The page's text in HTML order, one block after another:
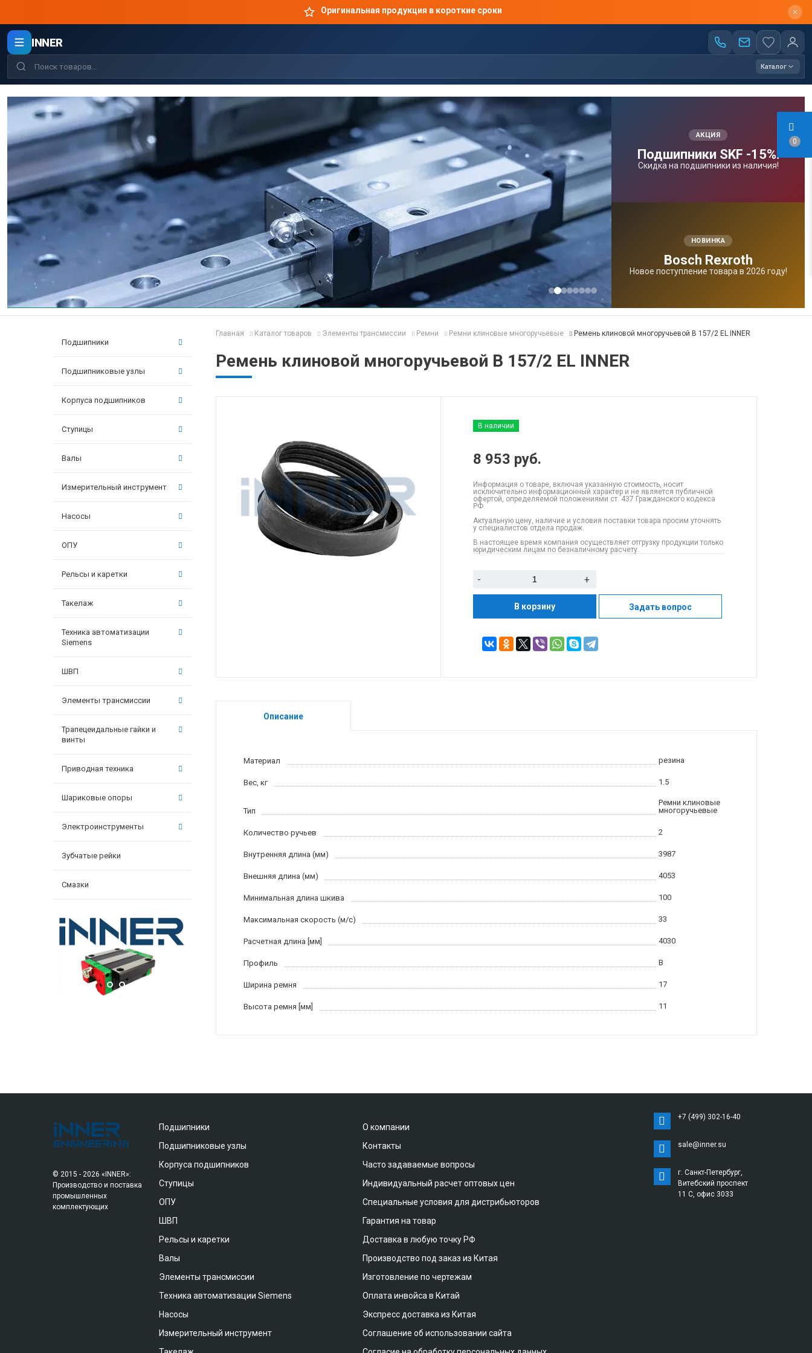
0
Оригинальная продукция в короткие сроки
INNER
Каталог
АКЦИЯ
Подшипники SKF -15%!
Скидка на подшипники из наличия!
НОВИНКА
Bosсh Rexroth
Новое поступление товара в 2026 году!
Подшипники
Подшипниковые узлы
Корпуса подшипников
Ступицы
Валы
Измерительный инструмент
Насосы
ОПУ
Рельсы и каретки
Такелаж
Техника автоматизации
Siemens
ШВП
Элементы трансмиссии
Трапецеидальные гайки и
винты
Приводная техника
Шариковые опоры
Электроинструменты
Зубчатые рейки
Смазки
Главная Каталог товаров Элементы трансмиссии Ремни Ремни клиновые многоручьевые Ремень клиновой многоручьевой B 157/2 EL INNER
Ремень клиновой многоручьевой B 157/2 EL INNER
В наличии
8 953 руб.
Информация о товаре, включая указанную стоимость, носит
исключительно информационный характер и не является публичной
офертой, определяемой положениями ст. 437 Гражданского кодекса
РФ.
Актуальную цену, наличие и условия поставки товара просим уточнять
у специалистов отдела продаж.
В настоящее время компания осуществляет отгрузку продукции только
юридическим лицам по безналичному расчету.
- +
В корзину Задать вопрос
Описание
Материал резина
Вес, кг 1.5
Тип
Ремни клиновые
многоручьевые
Количество ручьев 2
Внутренняя длина (мм) 3987
Внешняя длина (мм) 4053
Минимальная длина шкива 100
Максимальная скорость (м/c) 33
Расчетная длина [мм] 4030
Профиль B
Ширина ремня 17
Высота ремня [мм] 11
© 2015 - 2026 «INNER»:
Производство и поставка
промышленных
комплектующих
Подшипники
Подшипниковые узлы
Корпуса подшипников
Ступицы
ОПУ
ШВП
Рельсы и каретки
Валы
Элементы трансмиссии
Техника автоматизации Siemens
Насосы
Измерительный инструмент
О компании
Контакты
Часто задаваемые вопросы
Индивидуальный расчет оптовых цен
Специальные условия для дистрибьюторов
Гарантия на товар
Доставка в любую точку РФ
Производство под заказ из Китая
Изготовление по чертежам
Оплата инвойса в Китай
Экспресс доставка из Китая
Соглашение об использовании сайта
+7 (499) 302-16-40
sale@inner.su
г. Санкт-Петербург,
Витебский проспект
11 С, офис 3033